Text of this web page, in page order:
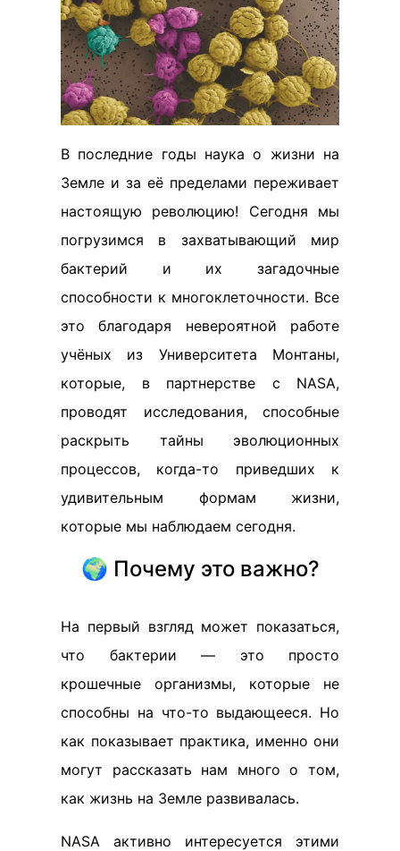
В последние годы наука о жизни на
Земле и за её пределами переживает
настоящую революцию! Сегодня мы
погрузимся в захватывающий мир
бактерий и их загадочные
способности к многоклеточности. Все
это благодаря невероятной работе
учёных из Университета Монтаны,
которые, в партнерстве с NASA,
проводят исследования, способные
раскрыть тайны эволюционных
процессов, когда-то приведших к
удивительным формам жизни,
которые мы наблюдаем сегодня.
🌍 Почему это важно?
На первый взгляд может показаться,
что бактерии — это просто
крошечные организмы, которые не
способны на что-то выдающееся. Но
как показывает практика, именно они
могут рассказать нам много о том,
как жизнь на Земле развивалась.
NASA активно интересуется этими